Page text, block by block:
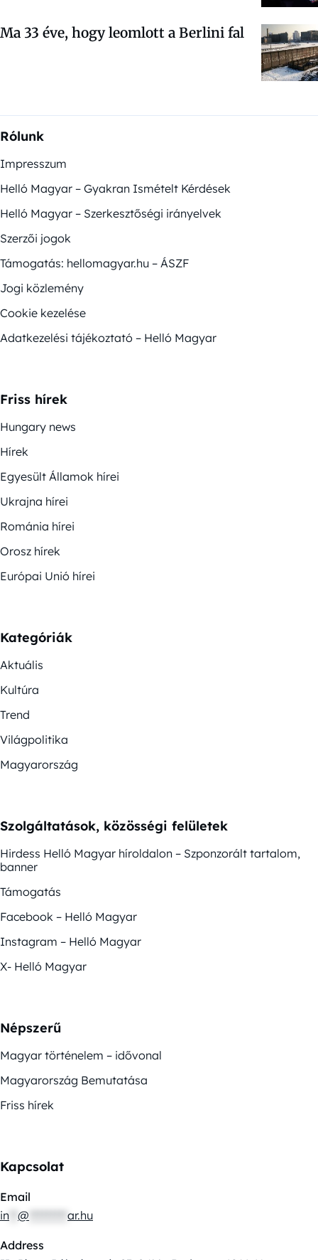
Ma 33 éve, hogy leomlott a Berlini fal
Rólunk
Impresszum
Helló Magyar – Gyakran Ismételt Kérdések
Helló Magyar – Szerkesztőségi irányelvek
Szerzői jogok
Támogatás: hellomagyar.hu – ÁSZF
Jogi közlemény
Cookie kezelése
Adatkezelési tájékoztató – Helló Magyar
Friss hírek
Hungary news
Hírek
Egyesült Államok hírei
Ukrajna hírei
Románia hírei
Orosz hírek
Európai Unió hírei
Kategóriák
Aktuális
Kultúra
Trend
Világpolitika
Magyarország
Szolgáltatások, közösségi felületek
Hirdess Helló Magyar híroldalon – Szponzorált tartalom,
banner
Támogatás
Facebook – Helló Magyar
Instagram – Helló Magyar
X- Helló Magyar
Népszerű
Magyar történelem – idővonal
Magyarország Bemutatása
Friss hírek
Kapcsolat
Email
in @ ar.hu
Address